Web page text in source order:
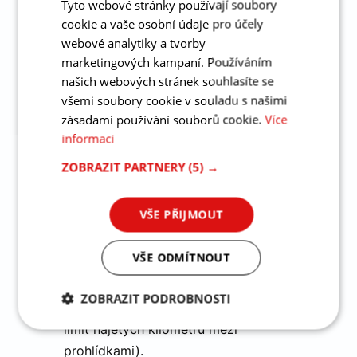
určen pro všechna nová, ale i již
provozovaná auta. Na rozdíl od
obvykle poskytovaných
nadstandardních záruk je v tomto
případě možné záruku Suzuki PRO
aktivovat i dodatečně. Nevadí, že jste
promeškali termín některé
nás provést na autě vstupní kontrolu
a případné opravy, a záruka je opět
aktivní. Záruka Suzuki PRO se
prodlužuje automaticky a bezplatně
při každé návštěvě servisu, pokud je
poslední provedené údržby (resp.
limit najetých kilometrů mezi
prohlídkami).
Tyto webové stránky používají soubory
cookie a vaše osobní údaje pro účely
webové analytiky a tvorby
marketingových kampaní. Používáním
našich webových stránek souhlasíte se
všemi soubory cookie v souladu s našimi
zásadami používání souborů cookie.Více
informací
ZOBRAZIT PARTNERY(5) →
VŠE PŘIJMOUT
VŠE ODMÍTNOUT
ZOBRAZIT PODROBNOSTI
Nezbytně
nutné
Analytika Marketing